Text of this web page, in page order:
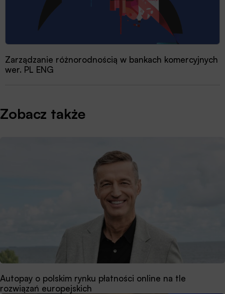
Zarządzanie różnorodnością w bankach komercyjnych
wer. PL ENG
Zobacz także
Autopay o polskim rynku płatności online na tle
rozwiązań europejskich